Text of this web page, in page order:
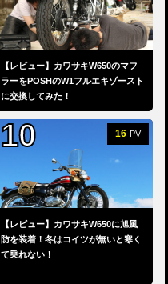
【レビュー】カワサキW650のマフ
ラーをPOSHのW1フルエキゾースト
に交換してみた！
16 PV
【レビュー】カワサキW650に旭風
防を装着！冬はコイツが無いと寒く
て乗れない！